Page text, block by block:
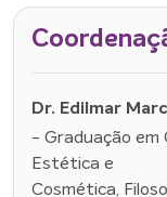
Dr. Edilmar
- Graduação em
Estética e
Cosmética,